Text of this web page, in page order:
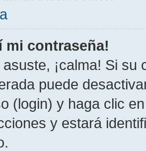
mi contraseña!
asuste, ¡calma! Si su
puede
(login) y haga clic
y estará